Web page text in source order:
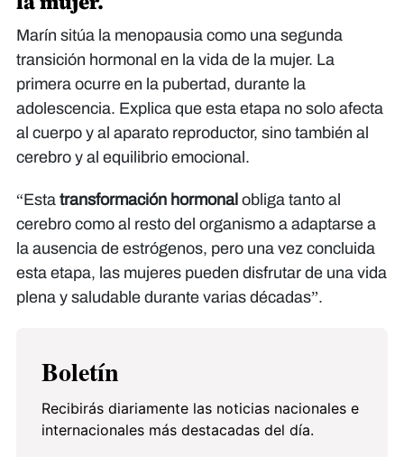
Marín sitúa la menopausia como una segunda
transición hormonal en la vida de la mujer. La
primera ocurre en la pubertad, durante la
adolescencia. Explica que esta etapa no solo afecta
al cuerpo y al aparato reproductor, sino también al
cerebro y al equilibrio emocional.
“Esta transformación hormonal obliga tanto al
cerebro como al resto del organismo a adaptarse a
la ausencia de estrógenos, pero una vez concluida
esta etapa, las mujeres pueden disfrutar de una vida
plena y saludable durante varias décadas”.
Boletín
Recibirás diariamente las noticias nacionales e
internacionales más destacadas del día.